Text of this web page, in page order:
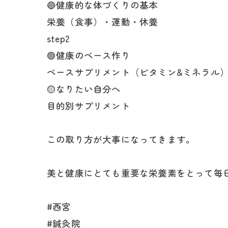
🔵健康的な体づくりの基本
栄養（食事）・運動・休養
step2
🟢健康のベース作り
ベースサプリメント（ビタミン&ミネラル）
🟡なりたい自分へ
目的別サプリメント
この取り方が大事になってきます。
美と健康にとても重要な栄養素をとって毎
#西宮
#鍼灸院